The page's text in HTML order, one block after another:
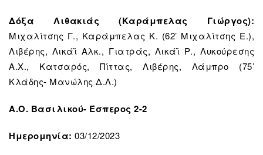
Δόξα Λιθακιάς (Καράμπελας Γιώργος):
Μιχαλίτσης Γ., Καράμπελας Κ. (62’ Μιχαλίτσης Ε.),
Λιβέρης, Λικάϊ Αλκ., Γιατράς, Λικάϊ Ρ., Λυκούρεσης
Α.Χ., Κατσαρός, Πίττας, Λιβέρης, Λάμπρο (75’
Κλάδης- Μανώλης Δ.Λ.)
Α.Ο. Βασιλικού- Έσπερος 2-2
Ημερομηνία: 03/12/2023